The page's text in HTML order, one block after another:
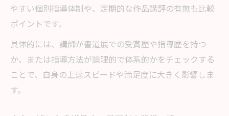
やすい個別指導体制や、定期的な作品講評の有無も比較
ポイントです。
具体的には、講師が書道展での受賞歴や指導歴を持つ
か、または指導方法が論理的で体系的かをチェックする
ことで、自身の上達スピードや満足度に大きく影響しま
す。